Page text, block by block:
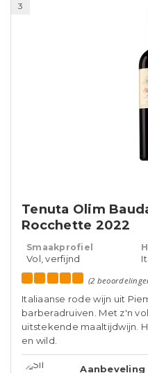
3
Tenuta Olim
Rocchette 2022
Smaakprofiel
Vol, verfijnd
(2
Italiaanse rode wijn uit
barberadruiven. Met z'n
uitstekende maaltijdwijn.
en wild.
Aanbeveling